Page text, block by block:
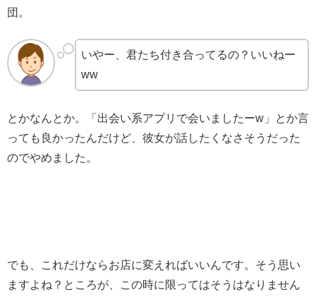
団。
いやー、君たち付き合ってるの？いいねー
ww
とかなんとか。「出会い系アプリで会いましたーw」とか言
っても良かったんだけど、彼女が話したくなさそうだった
のでやめました。
でも、これだけならお店に変えればいいんです。そう思い
ますよね？ところが、この時に限ってはそうはなりません